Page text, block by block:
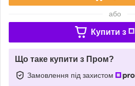
або
Купити з
Що таке купити з Пром?
Замовлення під захистом